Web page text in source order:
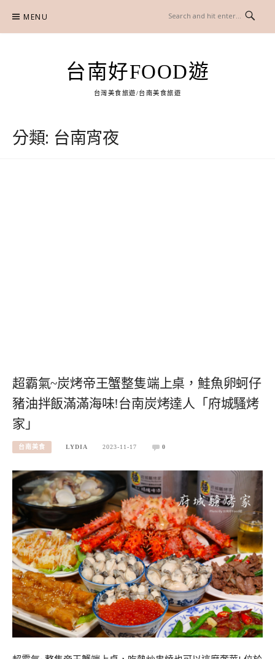
content
MENU
台南好FOOD遊
台灣美食旅遊/台南美食旅遊
分類: 台南宵夜
超霸氣~炭烤帝王蟹整隻端上桌，鮭魚卵蚵仔
豬油拌飯滿滿海味!台南炭烤達人「府城騷烤
家」
台南美食 LYDIA 2023-11-17 0